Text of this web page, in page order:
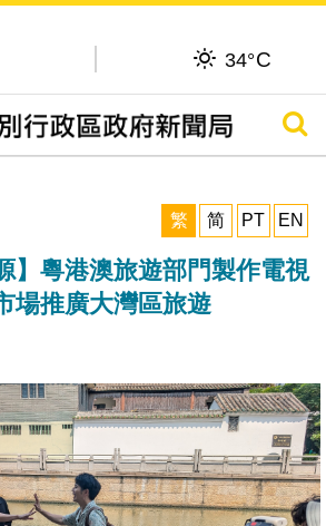
34°C
搜尋
繁
简 PT EN
】粵港澳旅遊部門製作電視
場推廣大灣區旅遊